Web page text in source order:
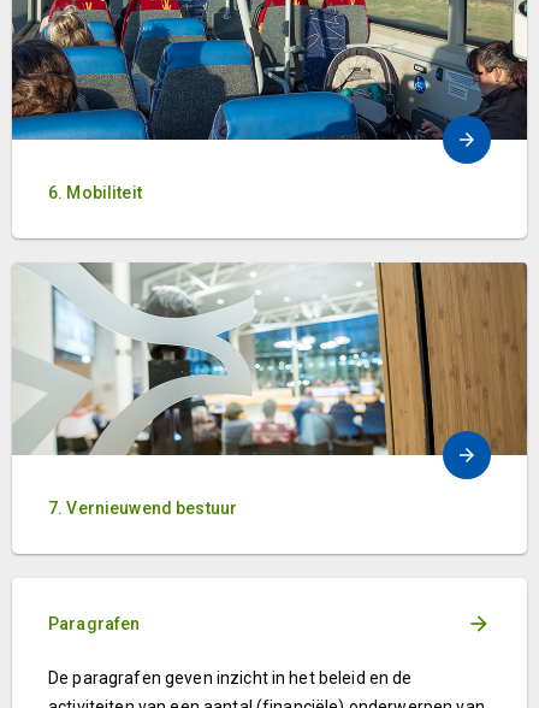
6. Mobiliteit
7. Vernieuwend bestuur
Paragrafen
De paragrafen geven inzicht in het beleid en de